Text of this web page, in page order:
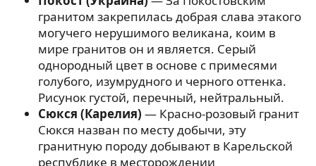
гранитом закрепилась добрая слава этакого
могучего нерушимого великана, коим в
мире гранитов он и является. Серый
однородный цвет в основе с примесями
голубого, изумрудного и черного оттенка.
Рисунок густой, перечный, нейтральный.
Сюкся (Карелия) — Красно-розовый гранит
Сюкся назван по месту добычи, эту
гранитную породу добывают в Карельской
республике в месторождении